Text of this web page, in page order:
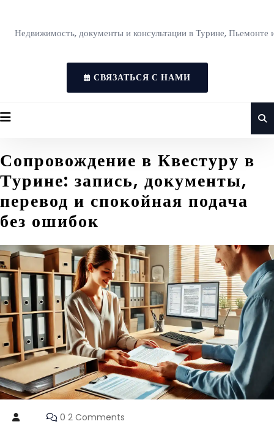
Недвижимость, документы и консультации в Турине, Пьемонте
СВЯЗАТЬСЯ С НАМИ
Сопровождение в Квестуру в
Турине: запись, документы,
перевод и спокойная подача
без ошибок
0 2 Comments